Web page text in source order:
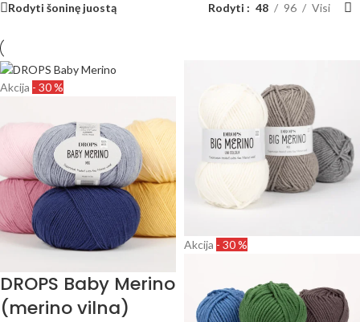
Rodyti šoninę juostą Rodyti 48 96 Visi
Akcija - 30 %
DROPS Baby Merino
(merino vilna)
Akcija - 30 %